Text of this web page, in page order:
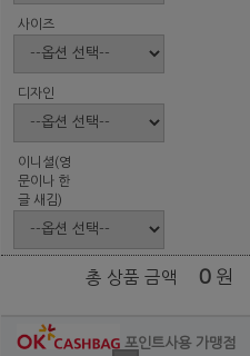
사이즈
디자인
이니셜(영
문이나 한
글 새김)
총 상품 금액 0 원
포인트사용 가맹점